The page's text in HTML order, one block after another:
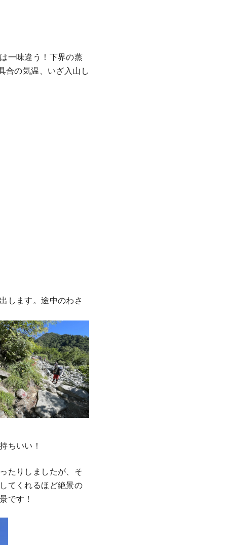
一味違う！下界の蒸
合の気温、いざ入山し
します。途中のわさ
ちいい！
たりしましたが、そ
てくれるほど絶景の
です！